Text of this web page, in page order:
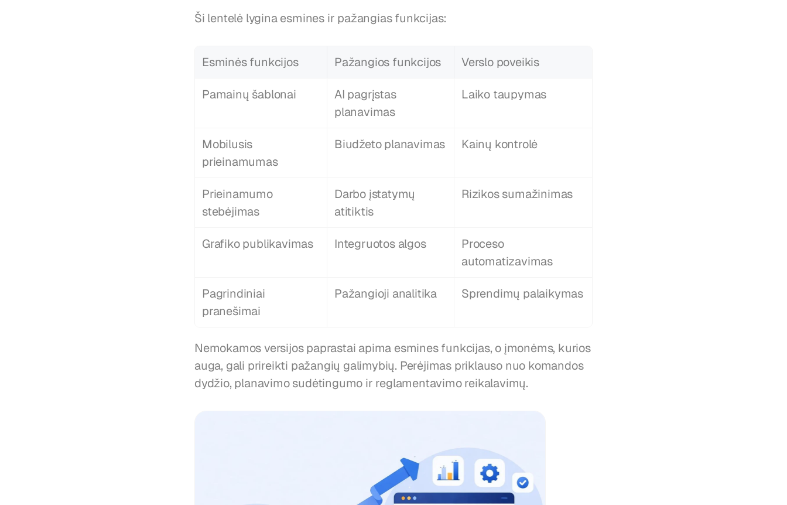
Ši lentelė lygina esmines ir pažangias funkcijas:
Esminės funkcijos Pažangios funkcijos Verslo poveikis
Pamainų šablonai
AI pagrįstas
planavimas
Laiko taupymas
Mobilusis
prieinamumas
Biudžeto planavimas Kainų kontrolė
Prieinamumo
stebėjimas
Darbo įstatymų
atitiktis
Rizikos sumažinimas
Grafiko publikavimas Integruotos algos
Proceso
automatizavimas
Pagrindiniai
pranešimai
Pažangioji analitika Sprendimų palaikymas
Nemokamos versijos paprastai apima esmines funkcijas, o įmonėms, kurios
auga, gali prireikti pažangių galimybių. Perėjimas priklauso nuo komandos
dydžio, planavimo sudėtingumo ir reglamentavimo reikalavimų.